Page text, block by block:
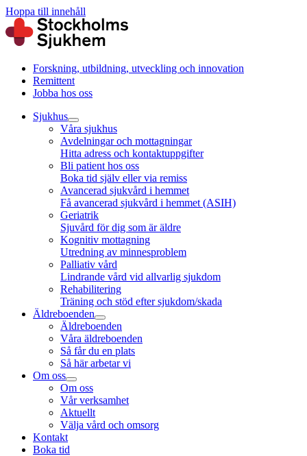
Hoppa till innehåll
Forskning, utbildning, utveckling och innovation
Remittent
Jobba hos oss
Sjukhus
Våra sjukhus
Avdelningar och mottagningar
Hitta adress och kontaktuppgifter
Bli patient hos oss
Boka tid själv eller via remiss
Avancerad sjukvård i hemmet
Få avancerad sjukvård i hemmet (ASIH)
Geriatrik
Sjuvård för dig som är äldre
Kognitiv mottagning
Utredning av minnesproblem
Palliativ vård
Lindrande vård vid allvarlig sjukdom
Rehabilitering
Träning och stöd efter sjukdom/skada
Äldreboenden
Äldreboenden
Våra äldreboenden
Så får du en plats
Så här arbetar vi
Om oss
Om oss
Vår verksamhet
Aktuellt
Välja vård och omsorg
Kontakt
Boka tid